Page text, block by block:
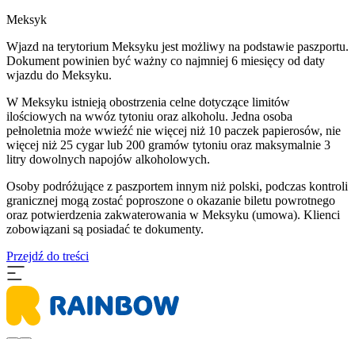
Meksyk
Wjazd na terytorium Meksyku jest możliwy na podstawie paszportu.
Dokument powinien być ważny co najmniej 6 miesięcy od daty
wjazdu do Meksyku.
W Meksyku istnieją obostrzenia celne dotyczące limitów
ilościowych na wwóz tytoniu oraz alkoholu. Jedna osoba
pełnoletnia może wwieźć nie więcej niż 10 paczek papierosów, nie
więcej niż 25 cygar lub 200 gramów tytoniu oraz maksymalnie 3
litry dowolnych napojów alkoholowych.
Osoby podróżujące z paszportem innym niż polski, podczas kontroli
granicznej mogą zostać poproszone o okazanie biletu powrotnego
oraz potwierdzenia zakwaterowania w Meksyku (umowa). Klienci
zobowiązani są posiadać te dokumenty.
Przejdź do treści